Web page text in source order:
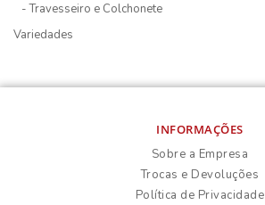
- Travesseiro e Colchonete
Variedades
INFORMAÇÕES
Sobre a Empresa
Trocas e Devoluções
Política de Privacidade